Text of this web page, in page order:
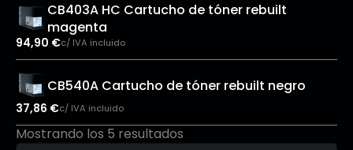
CB403A HC Cartucho de tóner rebuilt
magenta
94,90 €c/ IVA incluido
CB540A Cartucho de tóner rebuilt negro
37,86 €c/ IVA incluido
Mostrando los 5 resultados